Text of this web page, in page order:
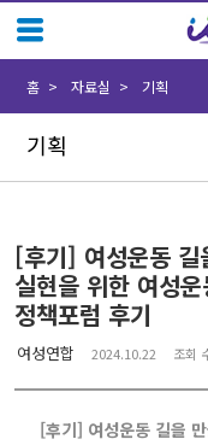
기획
홈 자료실 기획
[후기] 여성운동 길
실현을 위한 여성
정책포럼 후기
여성연합 2024.10.22 조회
[후기] 여성운동 길을